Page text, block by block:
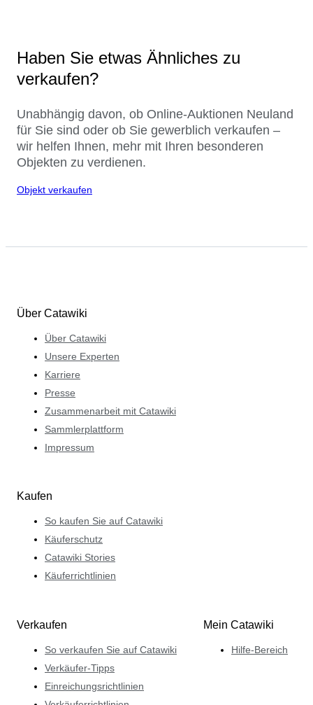
Haben Sie etwas Ähnliches zu
verkaufen?
Unabhängig davon, ob Online-Auktionen Neuland
für Sie sind oder ob Sie gewerblich verkaufen –
wir helfen Ihnen, mehr mit Ihren besonderen
Objekten zu verdienen.
Objekt verkaufen
Über Catawiki
Über Catawiki
Unsere Experten
Karriere
Presse
Zusammenarbeit mit Catawiki
Sammlerplattform
Impressum
Kaufen
So kaufen Sie auf Catawiki
Käuferschutz
Catawiki Stories
Käuferrichtlinien
Verkaufen
So verkaufen Sie auf Catawiki
Verkäufer-Tipps
Einreichungsrichtlinien
Mein Catawiki
Hilfe-Bereich